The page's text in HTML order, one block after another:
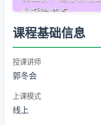
课程基础信息
授课讲师
郭冬会
上课模式
线上